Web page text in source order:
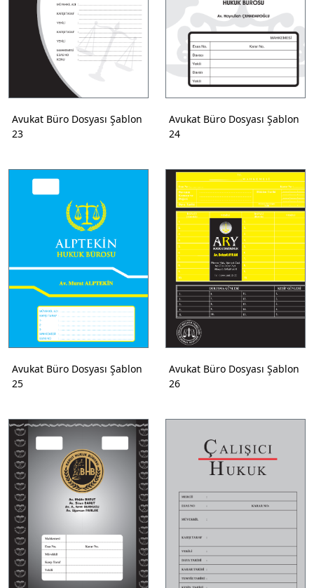
Avukat Büro Dosyası Şablon
23
Avukat Büro Dosyası Şablon
24
Avukat Büro Dosyası Şablon
25
Avukat Büro Dosyası Şablon
26